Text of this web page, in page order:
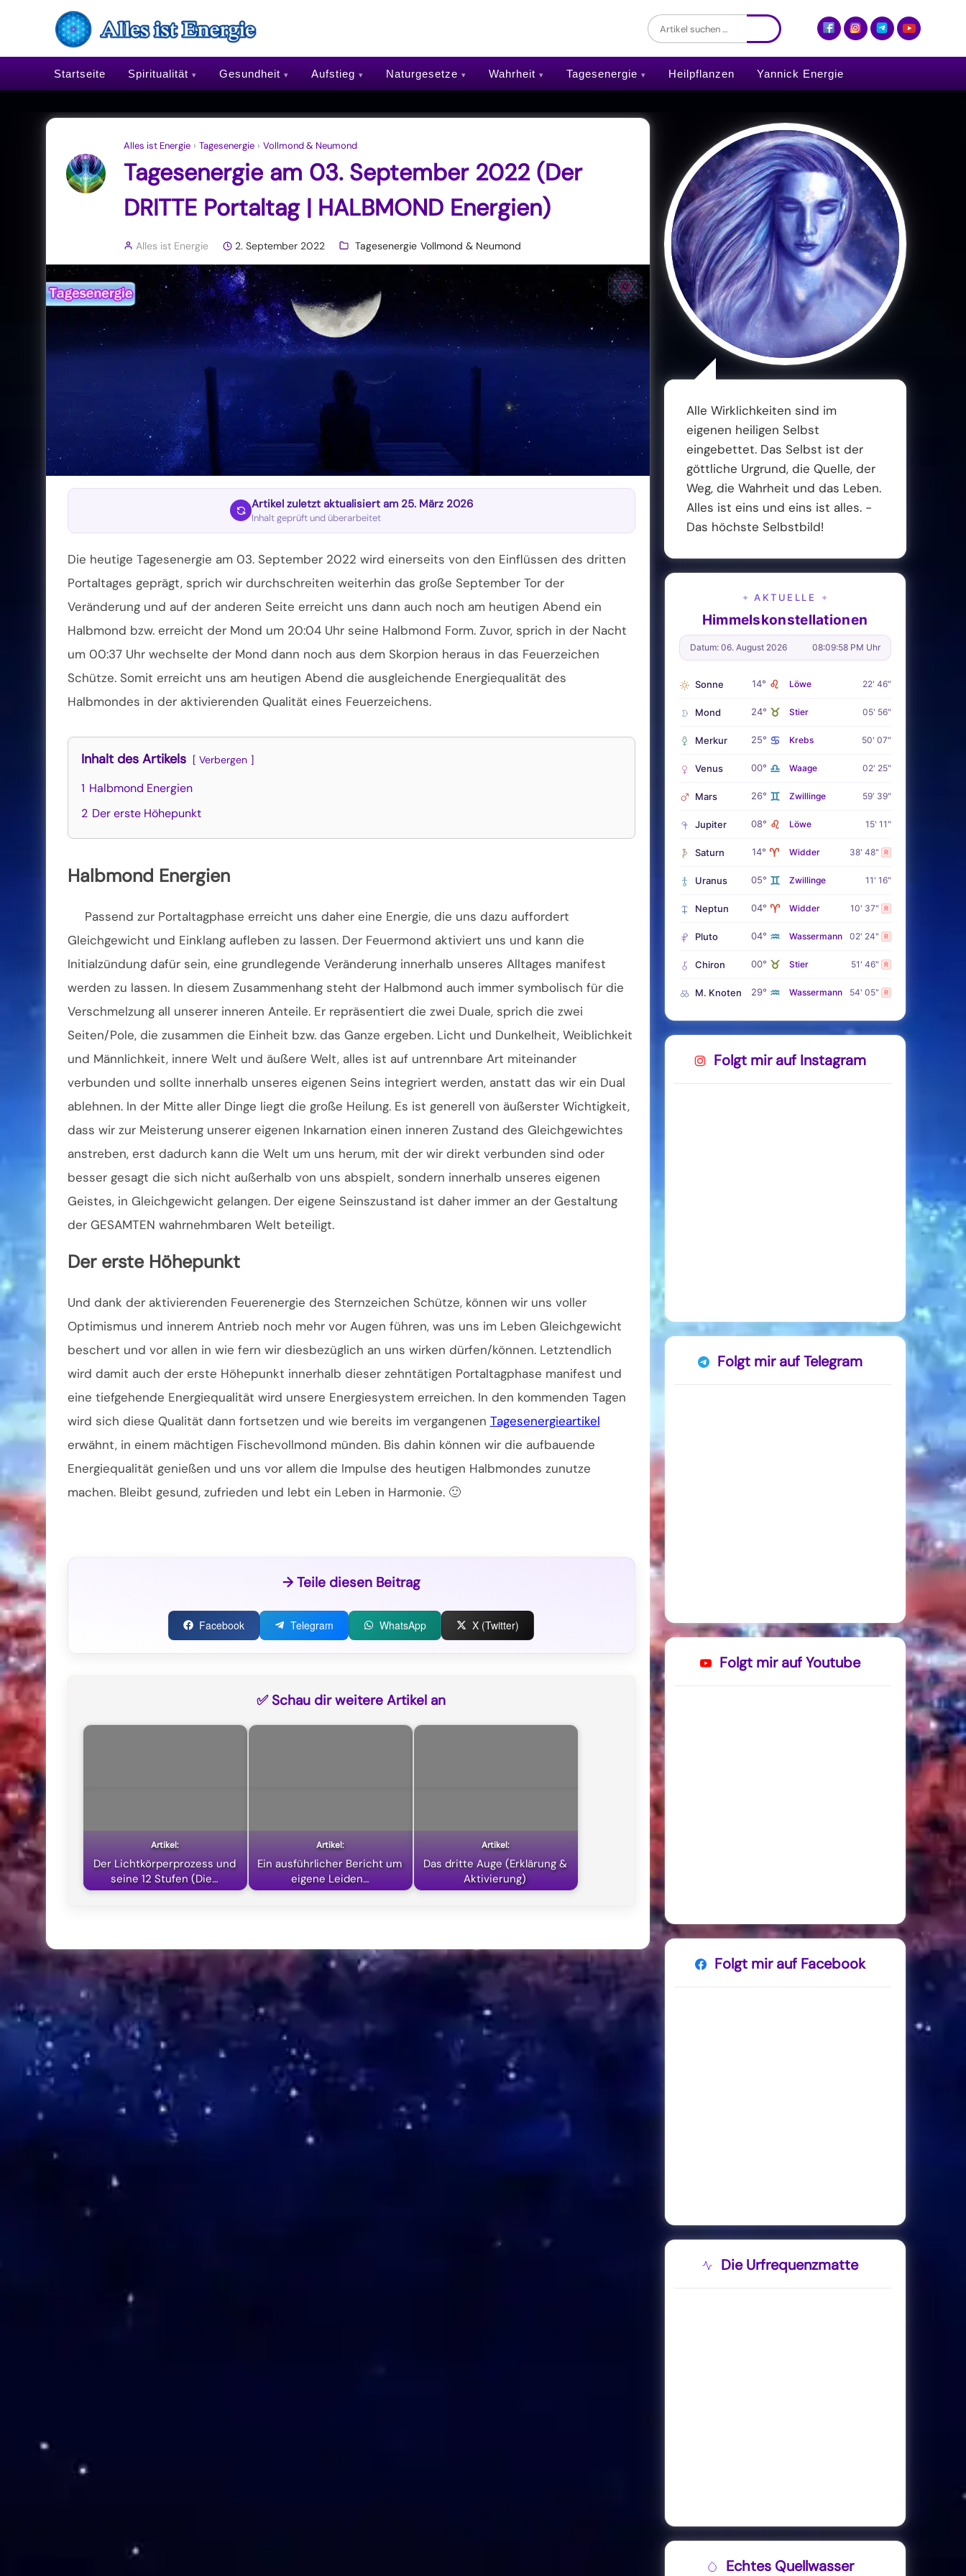
Startseite Spiritualität Gesundheit Aufstieg Naturgesetze Wahrheit Tagesenergie Heilpflanzen Yannick Energie
Alles ist Energie › Tagesenergie › Vollmond & Neumond
Tagesenergie am 03. September 2022 (Der
DRITTE Portaltag | HALBMOND Energien)
Alles ist Energie 2. September 2022 Tagesenergie Vollmond & Neumond
Artikel zuletzt aktualisiert am 25. März 2026
Inhalt geprüft und überarbeitet
Die heutige Tagesenergie am 03. September 2022 wird einerseits von den Einflüssen des dritten
Portaltages geprägt, sprich wir durchschreiten weiterhin das große September Tor der
Veränderung und auf der anderen Seite erreicht uns dann auch noch am heutigen Abend ein
Halbmond bzw. erreicht der Mond um 20:04 Uhr seine Halbmond Form. Zuvor, sprich in der Nacht
um 00:37 Uhr wechselte der Mond dann noch aus dem Skorpion heraus in das Feuerzeichen
Schütze. Somit erreicht uns am heutigen Abend die ausgleichende Energiequalität des
Halbmondes in der aktivierenden Qualität eines Feuerzeichens.
Inhalt des Artikels Verbergen
1 Halbmond Energien
2 Der erste Höhepunkt
Halbmond Energien
Passend zur Portaltagphase erreicht uns daher eine Energie, die uns dazu auffordert
Gleichgewicht und Einklang aufleben zu lassen. Der Feuermond aktiviert uns und kann die
Initialzündung dafür sein, eine grundlegende Veränderung innerhalb unseres Alltages manifest
werden zu lassen. In diesem Zusammenhang steht der Halbmond auch immer symbolisch für die
Verschmelzung all unserer inneren Anteile. Er repräsentiert die zwei Duale, sprich die zwei
Seiten/Pole, die zusammen die Einheit bzw. das Ganze ergeben. Licht und Dunkelheit, Weiblichkeit
und Männlichkeit, innere Welt und äußere Welt, alles ist auf untrennbare Art miteinander
verbunden und sollte innerhalb unseres eigenen Seins integriert werden, anstatt das wir ein Dual
ablehnen. In der Mitte aller Dinge liegt die große Heilung. Es ist generell von äußerster Wichtigkeit,
dass wir zur Meisterung unserer eigenen Inkarnation einen inneren Zustand des Gleichgewichtes
anstreben, erst dadurch kann die Welt um uns herum, mit der wir direkt verbunden sind oder
besser gesagt die sich nicht außerhalb von uns abspielt, sondern innerhalb unseres eigenen
Geistes, in Gleichgewicht gelangen. Der eigene Seinszustand ist daher immer an der Gestaltung
der GESAMTEN wahrnehmbaren Welt beteiligt.
Der erste Höhepunkt
Und dank der aktivierenden Feuerenergie des Sternzeichen Schütze, können wir uns voller
Optimismus und innerem Antrieb noch mehr vor Augen führen, was uns im Leben Gleichgewicht
beschert und vor allen in wie fern wir diesbezüglich an uns wirken dürfen/können. Letztendlich
wird damit auch der erste Höhepunkt innerhalb dieser zehntätigen Portaltagphase manifest und
eine tiefgehende Energiequalität wird unsere Energiesystem erreichen. In den kommenden Tagen
wird sich diese Qualität dann fortsetzen und wie bereits im vergangenen Tagesenergieartikel
erwähnt, in einem mächtigen Fischevollmond münden. Bis dahin können wir die aufbauende
Energiequalität genießen und uns vor allem die Impulse des heutigen Halbmondes zunutze
machen. Bleibt gesund, zufrieden und lebt ein Leben in Harmonie. 🙂
→ Teile diesen Beitrag
Facebook Telegram WhatsApp X (Twitter)
✅ Schau dir weitere Artikel an
Der Lichtkörperprozess und
seine 12 Stufen (Die…
Ein ausführlicher Bericht um
eigene Leiden…
Das dritte Auge (Erklärung &
Aktivierung)
Alle Wirklichkeiten sind im
eigenen heiligen Selbst
eingebettet. Das Selbst ist der
göttliche Urgrund, die Quelle, der
Weg, die Wahrheit und das Leben.
Alles ist eins und eins ist alles. -
Das höchste Selbstbild!
✦ AKTUELLE ✦
Himmelskonstellationen
Datum: 06. August 2026 08:09:59 PM Uhr
Sonne 14° ♌ Löwe 22' 46"
Mond 24° ♉ Stier 05' 56"
Merkur 25° ♋ Krebs 50' 07"
Venus 00° ♎ Waage 02' 25"
Mars 26° ♊ Zwillinge 59' 39"
Jupiter 08° ♌ Löwe 15' 11"
Saturn 14° ♈ Widder 38' 48" R
Uranus 05° ♊ Zwillinge 11' 16"
Neptun 04° ♈ Widder 10' 37" R
Pluto 04° ♒ Wassermann 02' 24" R
Chiron 00° ♉ Stier 51' 46" R
M. Knoten 29° ♒ Wassermann 54' 05" R
Folgt mir auf Instagram
Folgt mir auf Telegram
Folgt mir auf Youtube
Folgt mir auf Facebook
Die Urfrequenzmatte
Echtes Quellwasser